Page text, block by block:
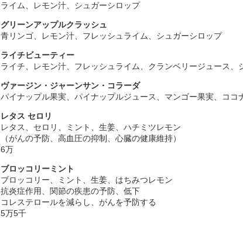
ライム、レモン汁、シュガーシロップ
グリーンアップルクラッシュ
青リンゴ、レモン汁、フレッシュライム、シュガーシロップ
ライチビューティー
ライチ、レモン汁、フレッシュライム、クランベリージュース、
ヴァージン・ジャーンサン・コラーダ
パイナップル果実、パイナップルジュース、マンゴー果実、ココ
レタス セロリ
レタス、セロリ、ミント、生姜、ハチミツレモン
（がんの予防、高血圧の抑制、心臓の健康維持）
6万
ブロッコリーミント
ブロッコリー、ミント、生姜、はちみつレモン
抗炎症作用、関節の疾患の予防、低下
コレステロールを減らし、がんを予防する
5万5千